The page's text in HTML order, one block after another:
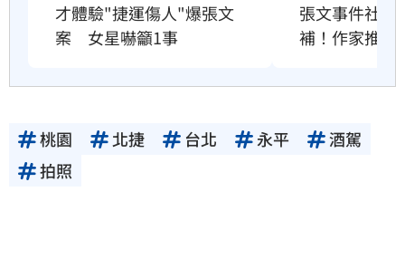
才體驗"捷運傷人"爆張文
案　女星嚇籲1事
張文事件社會
補！作家推1
桃園 北捷 台北 永平
酒駕
拍照